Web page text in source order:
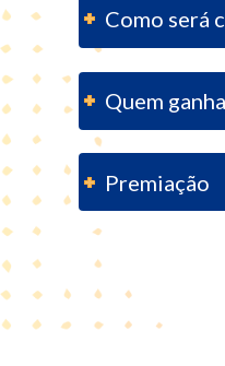
Como será
Quem ganha
Premiação